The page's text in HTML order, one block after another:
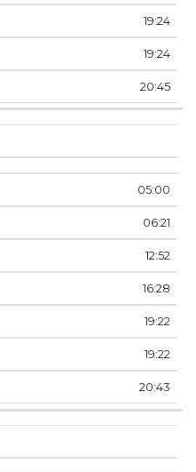
19:24
19:24
20:45
05:00
06:21
12:52
16:28
19:22
19:22
20:43